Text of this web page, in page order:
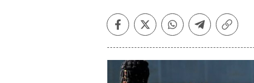
Facebook
TwitterWhatsapp
Telegram
Copiar